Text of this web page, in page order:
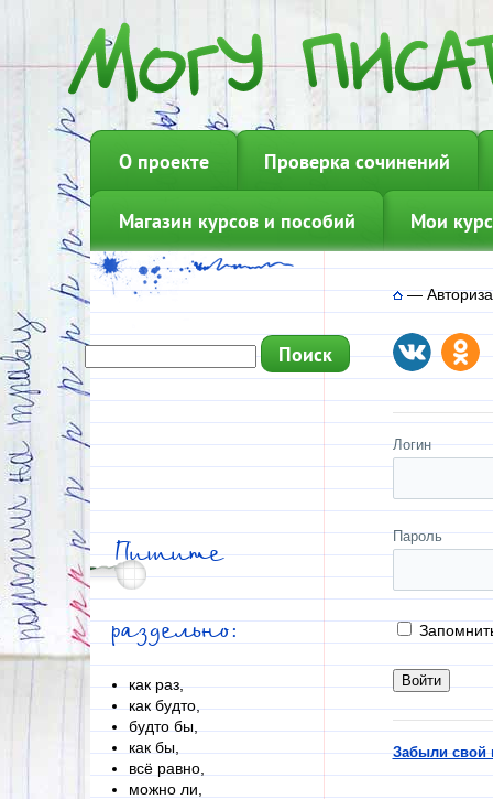
О проекте Проверка сочинений
Магазин курсов и пособий Мои
Пишите
раздельно:
как раз,
как будто,
будто бы,
как бы,
всё равно,
можно ли,
—
Логин
Пароль
Забыли свой